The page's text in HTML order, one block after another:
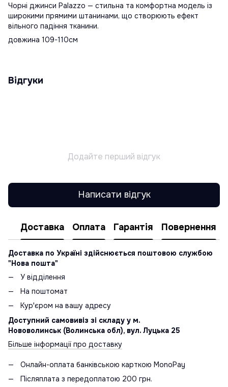
Чорні джинси Palazzo — стильна та комфортна модель із
широкими прямими штанинами, що створюють ефект
вільного падіння тканини.
довжина 109-110см
Відгуки
Додайте перший відгук
Написати відгук
Доставка Оплата Гарантія Повернення
Доставка по Україні здійснюється поштовою службою
"Нова пошта"
У відділення
На поштомат
Кур'єром на вашу адресу
Доступний самовивіз зі складу у м.
Нововолинськ (Волинська обл), вул. Луцька 25
Більше інформації про доставку
Онлайн-оплата банківською карткою MonoPay
Післяплата з передоплатою 200 грн.